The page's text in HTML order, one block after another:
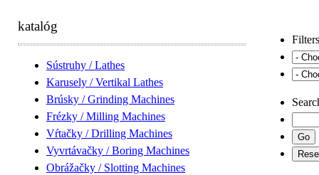
katalóg
Sústruhy / Lathes
Karusely / Vertikal Lathes
Brúsky / Grinding Machines
Frézky / Milling Machines
Vŕtačky / Drilling Machines
Vyvrtávačky / Boring Machines
Obrážačky / Slotting Machines
Filters